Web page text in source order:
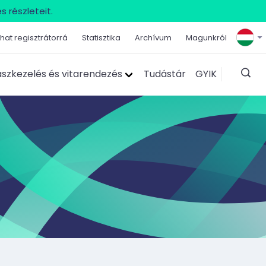
részleteit.
regisztrátorrá Statisztika Archívum Magunkról
és vitarendezés Tudástár GYIK